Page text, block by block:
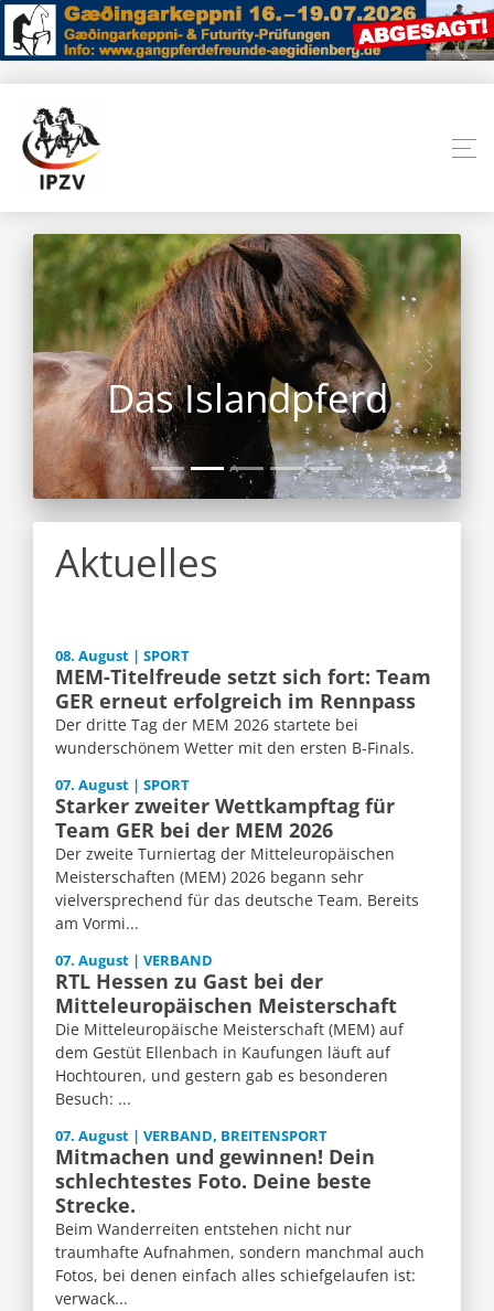
Das Islandpferd
Aktuelles
08. August | SPORT
MEM-Titelfreude setzt sich fort: Team
GER erneut erfolgreich im Rennpass
Der dritte Tag der MEM 2026 startete bei
wunderschönem Wetter mit den ersten B-Finals.
07. August | SPORT
Starker zweiter Wettkampftag für
Team GER bei der MEM 2026
Der zweite Turniertag der Mitteleuropäischen
Meisterschaften (MEM) 2026 begann sehr
vielversprechend für das deutsche Team. Bereits
am Vormi...
07. August | VERBAND
RTL Hessen zu Gast bei der
Mitteleuropäischen Meisterschaft
Die Mitteleuropäische Meisterschaft (MEM) auf
dem Gestüt Ellenbach in Kaufungen läuft auf
Hochtouren, und gestern gab es besonderen
Besuch: ...
07. August | VERBAND, BREITENSPORT
Mitmachen und gewinnen! Dein
schlechtestes Foto. Deine beste
Strecke.
Beim Wanderreiten entstehen nicht nur
traumhafte Aufnahmen, sondern manchmal auch
Fotos, bei denen einfach alles schiefgelaufen ist:
verwack...